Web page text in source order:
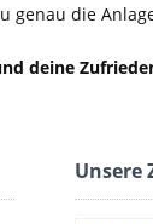
genau die
deine
Unsere